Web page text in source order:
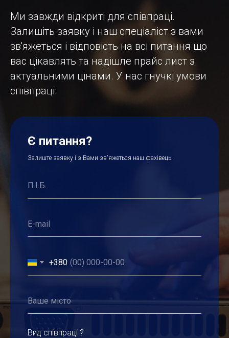
Ми завжди відкриті для співпраці.
Залишіть заявку і наш спеціаліст з вами
зв'яжеться і відповість на всі питання що
вас цікавлять та надішле прайс лист з
актуальними цінами. У нас гнучкі умови
співпраці.
Є питання?
Залиште заявку і з Вами зв'яжеться наш фахівець.
+380
Вид співпраці ?